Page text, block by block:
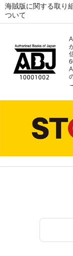
海賊版に関する取り
ついて